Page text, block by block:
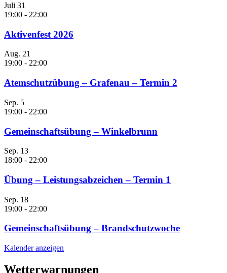
Juli 31
19:00 - 22:00
Aktivenfest 2026
Aug. 21
19:00 - 22:00
Atemschutzübung – Grafenau – Termin 2
Sep. 5
19:00 - 22:00
Gemeinschaftsübung – Winkelbrunn
Sep. 13
18:00 - 22:00
Übung – Leistungsabzeichen – Termin 1
Sep. 18
19:00 - 22:00
Gemeinschaftsübung – Brandschutzwoche
Kalender anzeigen
Wetterwarnungen